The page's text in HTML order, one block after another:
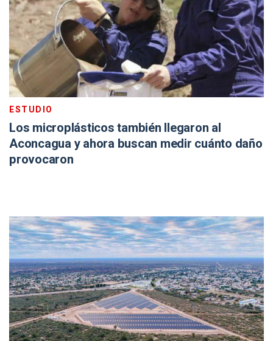
ESTUDIO
Los microplásticos también llegaron al
Aconcagua y ahora buscan medir cuánto daño
provocaron